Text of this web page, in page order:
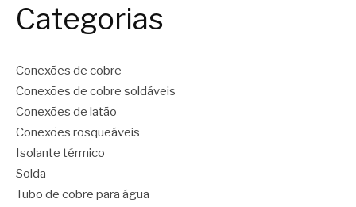
Categorias
Conexões de cobre
Conexões de cobre soldáveis
Conexões de latão
Conexões rosqueáveis
Isolante térmico
Solda
Tubo de cobre para água